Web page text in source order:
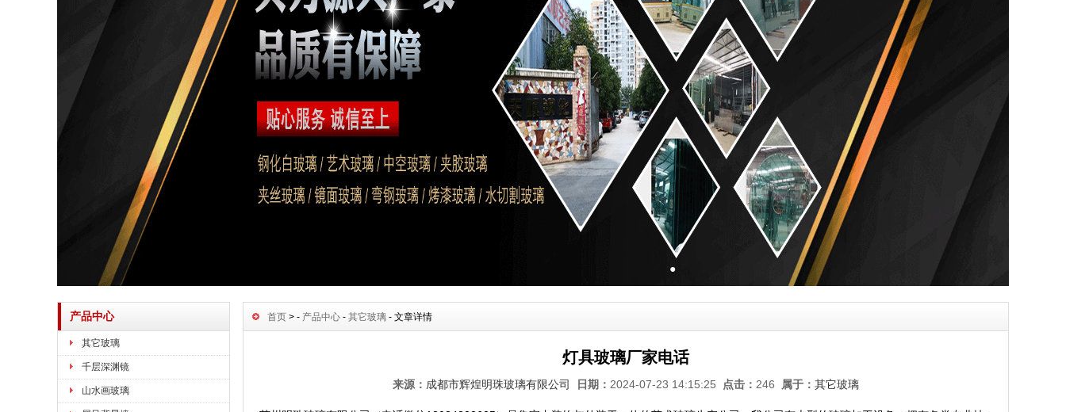
●
产品中心
其它玻璃
千层深渊镜
山水画玻璃
首页 > - 产品中心 - 其它玻璃 - 文章详情
灯具玻璃厂家电话
来源： 成都市辉煌明珠玻璃有限公司 日期： 2024-07-23 14:15:25 点击： 246 属于： 其它玻璃